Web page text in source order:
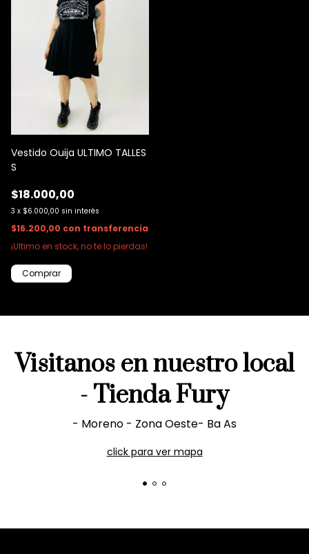
Vestido Ouija ULTIMO TALLES
S
$18.000,00
3 x $6.000,00 sin interés
$16.200,00 con transferencia
¡Ultimo en stock, no te lo pierdas!
Comprar
Visitanos en nuestro local
- Tienda Fury
- Moreno - Zona Oeste- Ba As
click para ver mapa